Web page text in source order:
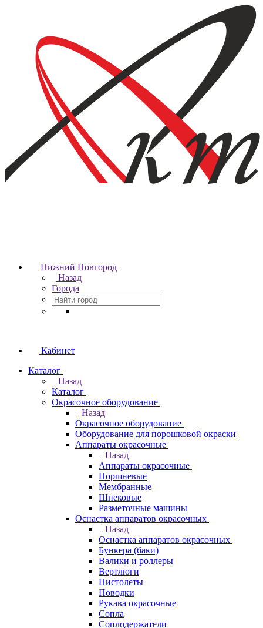
Нижний Новгород
Назад
Города
Кабинет
Каталог
Назад
Каталог
Окрасочное оборудование
Назад
Окрасочное оборудование
Оборудование для порошковой окраски
Аппараты окрасочные
Назад
Аппараты окрасочные
Поршневые
Мембранные
Шнековые
Разметочные машины
Оснастка аппаратов окрасочных
Назад
Оснастка аппаратов окрасочных
Бункера (баки)
Валики и роллеры
Вертлюги
Пистолеты
Поводки
Рукава окрасочные
Сопла
Соплодержатели